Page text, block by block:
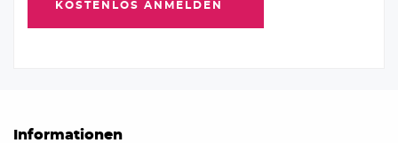
Informationen